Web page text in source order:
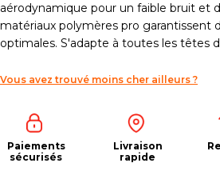
aérodynamique pour un faible bruit et
matériaux polymères pro garantissent
optimales. S'adapte à toutes les têtes
Vous avez trouvé moins cher ailleurs ?
Paiements
sécurisés
Livraison
rapide